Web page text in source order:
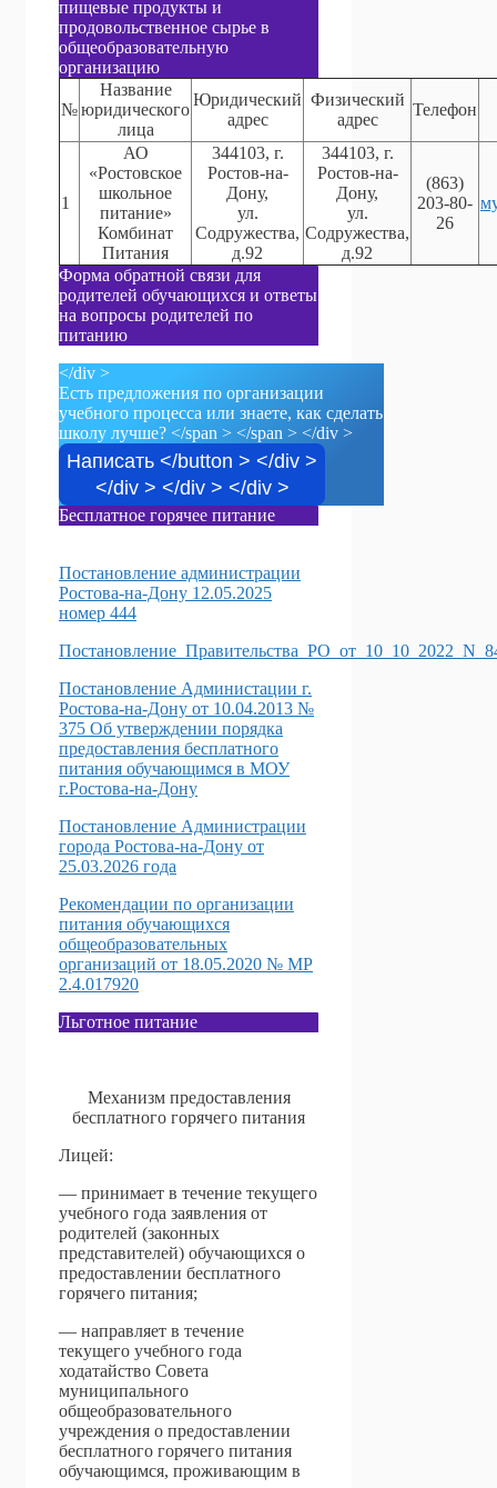
пищевые продукты и
продовольственное сырье в
общеобразовательную
организацию
№
Название
юридического
лица
Юридический
адрес
Физический
адрес
Телефон
1
АО
«Ростовское
школьное
питание»
Комбинат
Питания
344103, г.
Ростов-на-
Дону,
ул.
Содружества,
д.92
344103, г.
Ростов-на-
Дону,
ул.
Содружества,
д.92
(863)
203-80-
26
Форма обратной связи для
родителей обучающихся и ответы
на вопросы родителей по
питанию
</div >
Есть предложения по организации
учебного процесса или знаете, как сделать
школу лучше? </span > </span > </div >
Написать </button > </div >
</div > </div > </div >
Бесплатное горячее питание
Постановление администрации
Ростова-на-Дону 12.05.2025
номер 444
Постановление Администации г.
Ростова-на-Дону от 10.04.2013 №
375 Об утверждении порядка
предоставления бесплатного
питания обучающимся в МОУ
г.Ростова-на-Дону
Постановление Администрации
города Ростова-на-Дону от
25.03.2026 года
Рекомендации по организации
питания обучающихся
общеобразовательных
организаций от 18.05.2020 № МР
2.4.017920
Льготное питание
Механизм предоставления
бесплатного горячего питания
Лицей:
— принимает в течение текущего
учебного года заявления от
родителей (законных
представителей) обучающихся о
предоставлении бесплатного
горячего питания;
— направляет в течение
текущего учебного года
ходатайство Совета
муниципального
общеобразовательного
учреждения о предоставлении
бесплатного горячего питания
обучающимся, проживающим в